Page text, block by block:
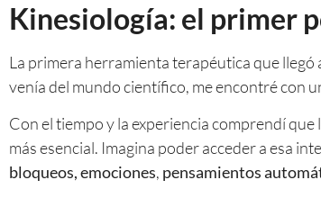
Kinesiología: el primer
La primera herramienta terapéutica que llegó
venía del mundo científico, me encontré con
Con el tiempo y la experiencia comprendí
más esencial. Imagina poder acceder a esa
bloqueos, emociones, pensamientos